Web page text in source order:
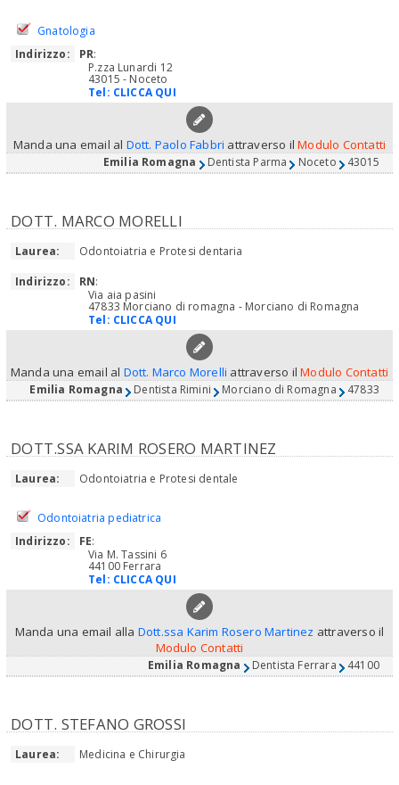
Gnatologia
Indirizzo:
PR:
P.zza Lunardi 12
43015 - Noceto
Tel: CLICCA QUI
Manda una email al Dott. Paolo Fabbri attraverso ilModulo Contatti
Emilia Romagna Dentista Parma Noceto 43015
DOTT. MARCO MORELLI
Laurea:
Odontoiatria e Protesi dentaria
Indirizzo:
RN:
Via aia pasini
47833 Morciano di romagna - Morciano di Romagna
Tel: CLICCA QUI
Manda una email al Dott. Marco Morelli attraverso ilModulo Contatti
Emilia Romagna Dentista Rimini Morciano di Romagna 47833
DOTT.SSA KARIM ROSERO MARTINEZ
Laurea: Odontoiatria e Protesi dentale
Odontoiatria pediatrica
Indirizzo:
FE:
Via M. Tassini 6
44100 Ferrara
Tel: CLICCA QUI
Manda una email alla Dott.ssa Karim Rosero Martinez attraverso il
Modulo Contatti
Emilia Romagna Dentista Ferrara 44100
DOTT. STEFANO GROSSI
Laurea: Medicina e Chirurgia